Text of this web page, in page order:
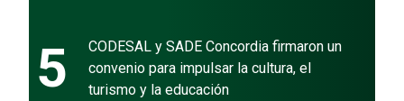
5
CODESAL y SADE Concordia firmaron un
convenio para impulsar la cultura, el
turismo y la educación